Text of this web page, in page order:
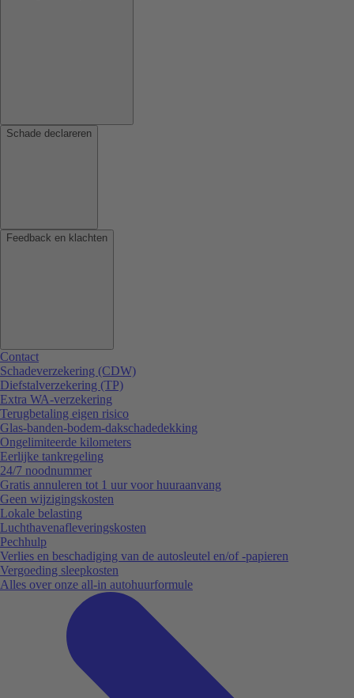
Schade declareren
Feedback en klachten
Contact
Schadeverzekering (CDW)
Diefstalverzekering (TP)
Extra WA-verzekering
Terugbetaling eigen risico
Glas-banden-bodem-dakschadedekking
Ongelimiteerde kilometers
Eerlijke tankregeling
24/7 noodnummer
Gratis annuleren tot 1 uur voor huuraanvang
Geen wijzigingskosten
Lokale belasting
Luchthavenafleveringskosten
Pechhulp
Verlies en beschadiging van de autosleutel en/of -papieren
Vergoeding sleepkosten
Alles over onze all-in autohuurformule